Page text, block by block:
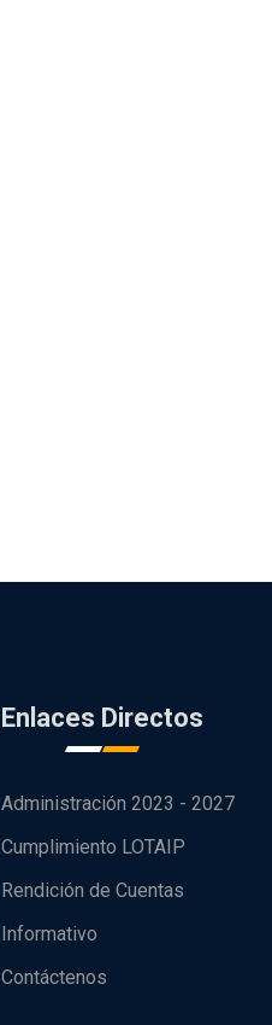
Enlaces Directos
Administración 2023 - 2027
Cumplimiento LOTAIP
Rendición de Cuentas
Informativo
Contáctenos